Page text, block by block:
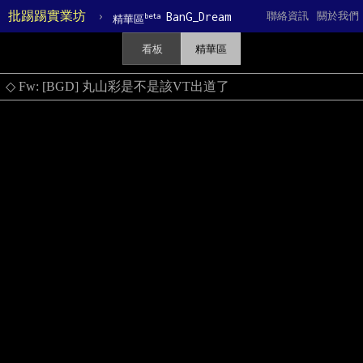
批踢踢實業坊 › 精華區beta BanG_Dream 關於我們
聯絡資訊
看板 精華區
◇ Fw: [BGD] 丸山彩是不是該VT出道了